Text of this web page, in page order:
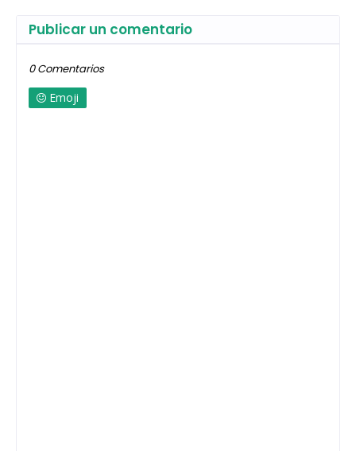
Publicar un comentario
0 Comentarios
Emoji